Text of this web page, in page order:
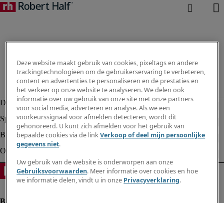
Deze website maakt gebruik van cookies, pixeltags en andere
trackingtechnologieën om de gebruikerservaring te verbeteren,
content en advertenties te personaliseren en de prestaties en
het verkeer op onze website te analyseren. We delen ook
informatie over uw gebruik van onze site met onze partners
voor social media, adverteren en analyse. Als we een
voorkeurssignaal voor afmelden detecteren, wordt dit
gehonoreerd. U kunt zich afmelden voor het gebruik van
bepaalde cookies via de linkVerkoop of deel mijn persoonlijke
gegevens niet.
Uw gebruik van de website is onderworpen aan onze
Gebruiksvoorwaarden. Meer informatie over cookies en hoe
we informatie delen, vindt u in onze Privacyverklaring.